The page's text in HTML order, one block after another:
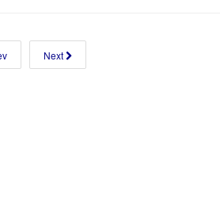
Next